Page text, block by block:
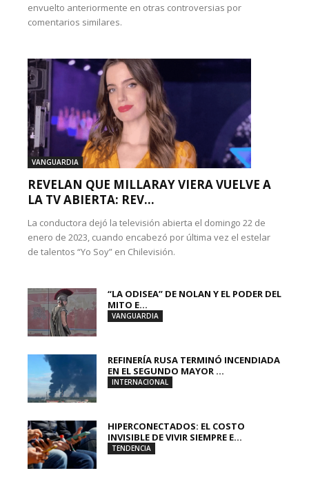
envuelto anteriormente en otras controversias por
comentarios similares.
VANGUARDIA
REVELAN QUE MILLARAY VIERA VUELVE A
LA TV ABIERTA: REV...
La conductora dejó la televisión abierta el domingo 22 de
enero de 2023, cuando encabezó por última vez el estelar
de talentos “Yo Soy” en Chilevisión.
“LA ODISEA” DE NOLAN Y EL PODER DEL
MITO E...
VANGUARDIA
REFINERÍA RUSA TERMINÓ INCENDIADA
EN EL SEGUNDO MAYOR ...
INTERNACIONAL
HIPERCONECTADOS: EL COSTO
INVISIBLE DE VIVIR SIEMPRE E...
TENDENCIA